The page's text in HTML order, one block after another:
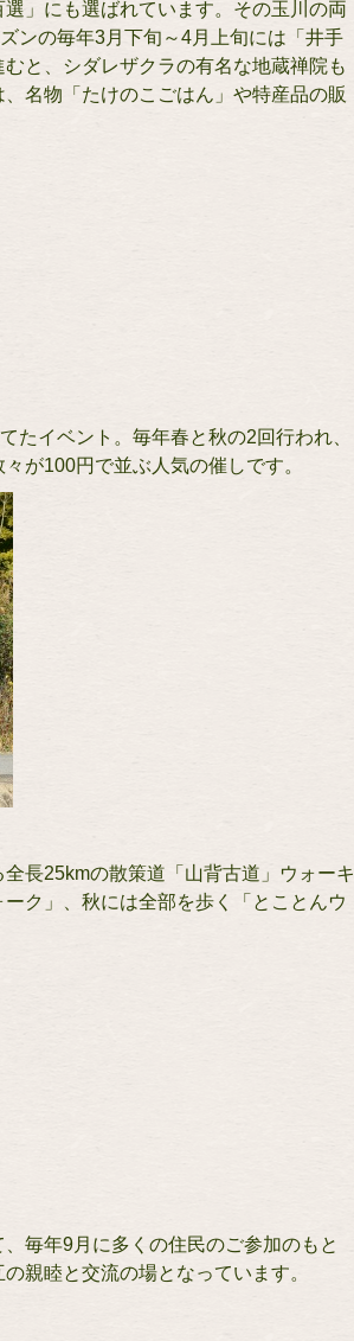
」にも選ばれています。その玉川の両
ンの毎年3月下旬～4月上旬には「井手
と、シダレザクラの有名な地蔵禅院も
名物「たけのこごはん」や特産品の販
たイベント。毎年春と秋の2回行われ、
々が100円で並ぶ人気の催しです。
長25kmの散策道「山背古道」ウォーキ
ク」、秋には全部を歩く「とことんウ
毎年9月に多くの住民のご参加のもと
親睦と交流の場となっています。